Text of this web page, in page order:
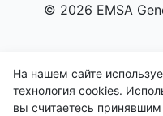
© 2026 EMSA
На нашем сайте
технология cookies.
вы считаетесь